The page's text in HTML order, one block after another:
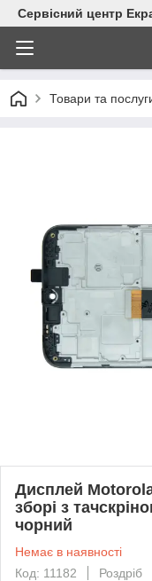
Сервісний центр
Товари та
Дисплей
зборі з
чорний
Немає в наявності
Код: 11182
Роздріб